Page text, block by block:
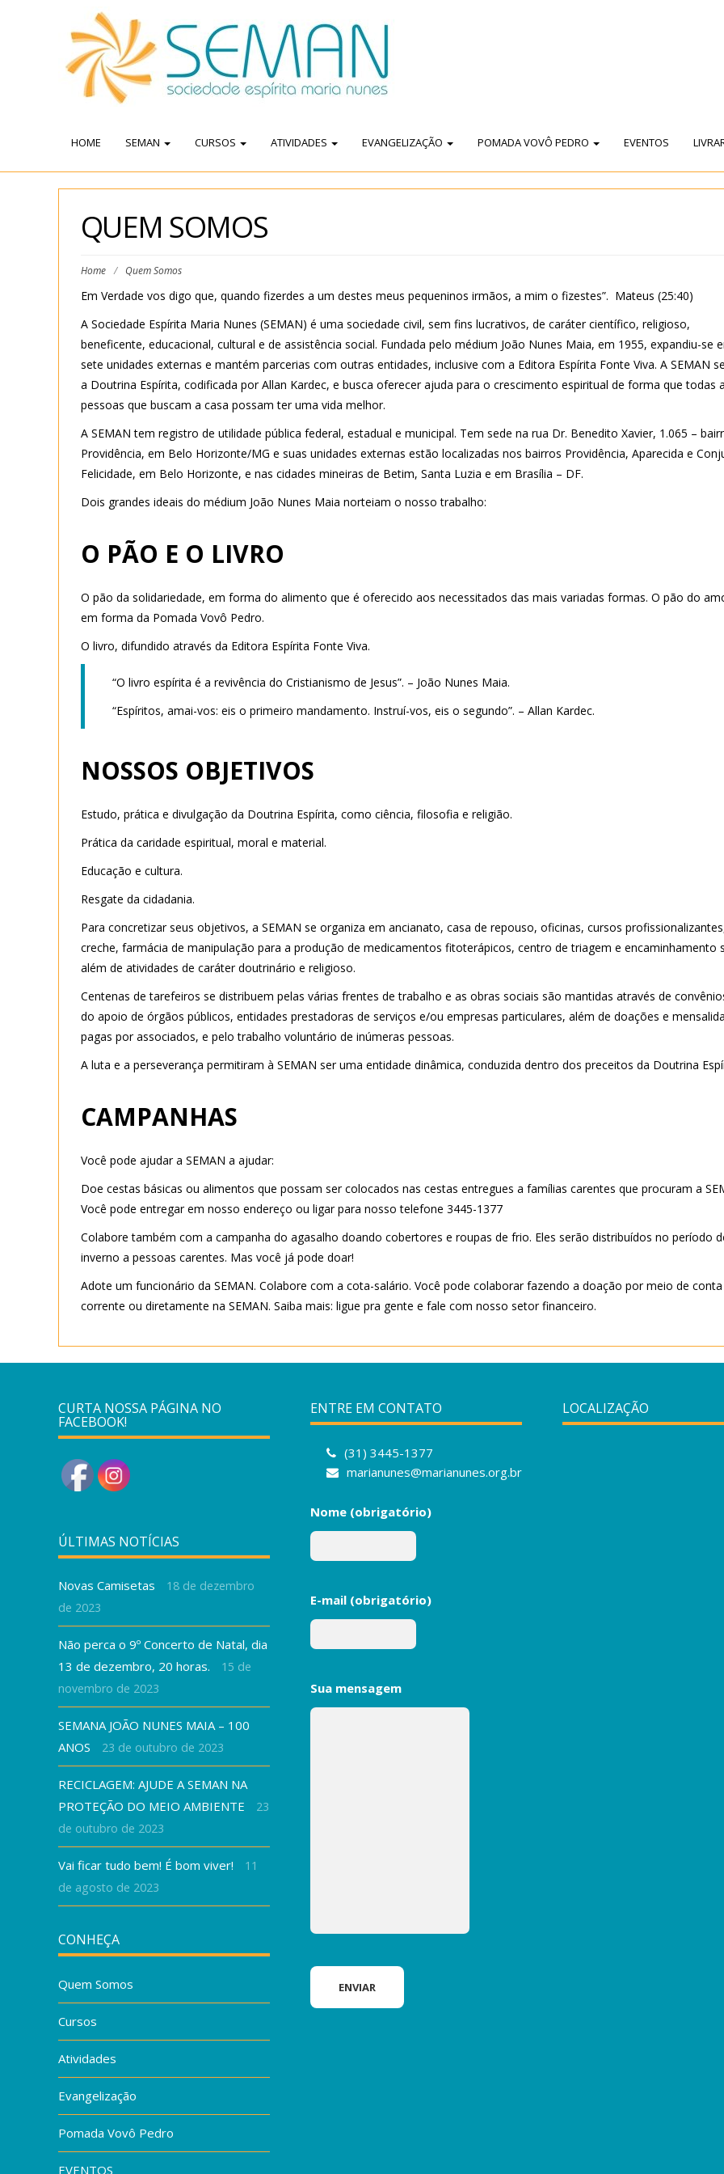
HOME SEMAN CURSOS ATIVIDADES EVANGELIZAÇÃO POMADA VOVÔ PEDRO EVENTOS
QUEM SOMOS
Home / Quem Somos
Em Verdade vos digo que, quando fizerdes a um destes meus pequeninos irmãos, a mim o fizestes”. Mateus (25:40)
A Sociedade Espírita Maria Nunes (SEMAN) é uma sociedade civil, sem fins lucrativos, de caráter científico, religioso,
beneficente, educacional, cultural e de assistência social. Fundada pelo médium João Nunes Maia, em 1955, expandiu-se
sete unidades externas e mantém parcerias com outras entidades, inclusive com a Editora Espírita Fonte Viva. A SEMAN
a Doutrina Espírita, codificada por Allan Kardec, e busca oferecer ajuda para o crescimento espiritual de forma que todas
pessoas que buscam a casa possam ter uma vida melhor.
A SEMAN tem registro de utilidade pública federal, estadual e municipal. Tem sede na rua Dr. Benedito Xavier, 1.065 –
Providência, em Belo Horizonte/MG e suas unidades externas estão localizadas nos bairros Providência, Aparecida e
Felicidade, em Belo Horizonte, e nas cidades mineiras de Betim, Santa Luzia e em Brasília – DF.
Dois grandes ideais do médium João Nunes Maia norteiam o nosso trabalho:
O PÃO E O LIVRO
O pão da solidariedade, em forma do alimento que é oferecido aos necessitados das mais variadas formas. O pão do
em forma da Pomada Vovô Pedro.
O livro, difundido através da Editora Espírita Fonte Viva.
“O livro espírita é a revivência do Cristianismo de Jesus”. – João Nunes Maia.
“Espíritos, amai-vos: eis o primeiro mandamento. Instruí-vos, eis o segundo”. – Allan Kardec.
NOSSOS OBJETIVOS
Estudo, prática e divulgação da Doutrina Espírita, como ciência, filosofia e religião.
Prática da caridade espiritual, moral e material.
Educação e cultura.
Resgate da cidadania.
Para concretizar seus objetivos, a SEMAN se organiza em ancianato, casa de repouso, oficinas, cursos
creche, farmácia de manipulação para a produção de medicamentos fitoterápicos, centro de triagem e encaminhamento
além de atividades de caráter doutrinário e religioso.
Centenas de tarefeiros se distribuem pelas várias frentes de trabalho e as obras sociais são mantidas através de
do apoio de órgãos públicos, entidades prestadoras de serviços e/ou empresas particulares, além de doações e
pagas por associados, e pelo trabalho voluntário de inúmeras pessoas.
A luta e a perseverança permitiram à SEMAN ser uma entidade dinâmica, conduzida dentro dos preceitos da Doutrina
CAMPANHAS
Você pode ajudar a SEMAN a ajudar:
Doe cestas básicas ou alimentos que possam ser colocados nas cestas entregues a famílias carentes que procuram a
Você pode entregar em nosso endereço ou ligar para nosso telefone 3445-1377
Colabore também com a campanha do agasalho doando cobertores e roupas de frio. Eles serão distribuídos no período
inverno a pessoas carentes. Mas você já pode doar!
Adote um funcionário da SEMAN. Colabore com a cota-salário. Você pode colaborar fazendo a doação por meio de conta
corrente ou diretamente na SEMAN. Saiba mais: ligue pra gente e fale com nosso setor financeiro.
CURTA NOSSA PÁGINA NO
FACEBOOK!
ÚLTIMAS NOTÍCIAS
Novas Camisetas
18 de dezembro
de 2023
Não perca o 9º Concerto de Natal, dia
13 de dezembro, 20 horas.
15 de
novembro de 2023
SEMANA JOÃO NUNES MAIA – 100
ANOS
23 de outubro de 2023
RECICLAGEM: AJUDE A SEMAN NA
PROTEÇÃO DO MEIO AMBIENTE
23
de outubro de 2023
Vai ficar tudo bem! É bom viver!
11
de agosto de 2023
CONHEÇA
Quem Somos
Cursos
Atividades
Evangelização
Pomada Vovô Pedro
EVENTOS
ENTRE EM CONTATO
(31) 3445-1377
marianunes@marianunes.org.br
Nome (obrigatório)
E-mail (obrigatório)
Sua mensagem
LOCALIZAÇÃO